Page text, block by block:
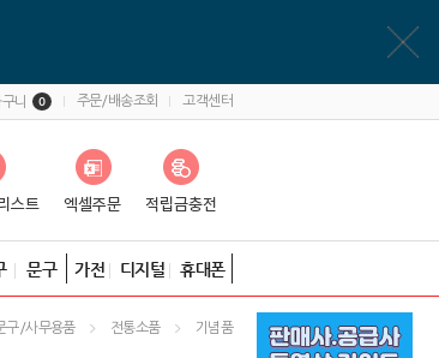
니 0 주문/배송조회 고객센터
문구 가전 디지털 휴대폰
구/사무용품 전통소품 기념품